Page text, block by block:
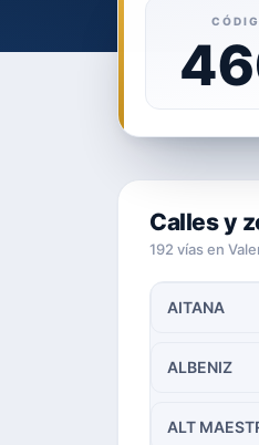
Calles y
192 vías en
AITANA
ALBENIZ
ALT